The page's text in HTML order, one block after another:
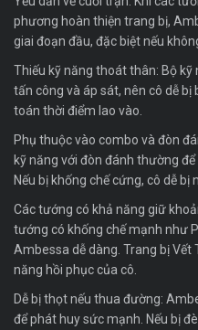
phương hoàn thiện trang bị,
giai đoạn đầu, đặc biệt nếu
Thiếu kỹ năng thoát thân: Bộ
tấn công và áp sát, nên cô dễ
toán thời điểm lao vào.
Phụ thuộc vào combo và đòn
kỹ năng với đòn đánh thường
Nếu bị khống chế cứng, cô dễ
Các tướng có khả năng giữ
tướng có khống chế mạnh như
Ambessa dễ dàng. Trang bị
năng hồi phục của cô.
Dễ bị thọt nếu thua đường:
để phát huy sức mạnh. Nếu bị